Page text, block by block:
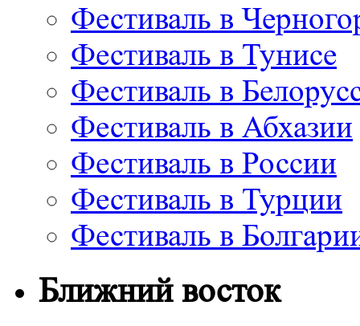
Фестиваль в
Фестиваль в Тунисе
Фестиваль в
Фестиваль в Абхазии
Фестиваль в России
Фестиваль в Турции
Фестиваль в
Ближний восток